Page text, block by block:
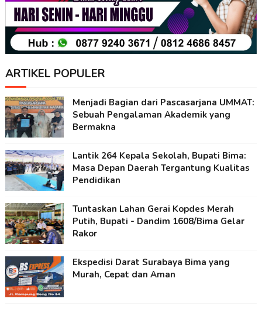
ARTIKEL POPULER
Menjadi Bagian dari Pascasarjana UMMAT:
Sebuah Pengalaman Akademik yang
Bermakna
Lantik 264 Kepala Sekolah, Bupati Bima:
Masa Depan Daerah Tergantung Kualitas
Pendidikan
Tuntaskan Lahan Gerai Kopdes Merah
Putih, Bupati - Dandim 1608/Bima Gelar
Rakor
Ekspedisi Darat Surabaya Bima yang
Murah, Cepat dan Aman